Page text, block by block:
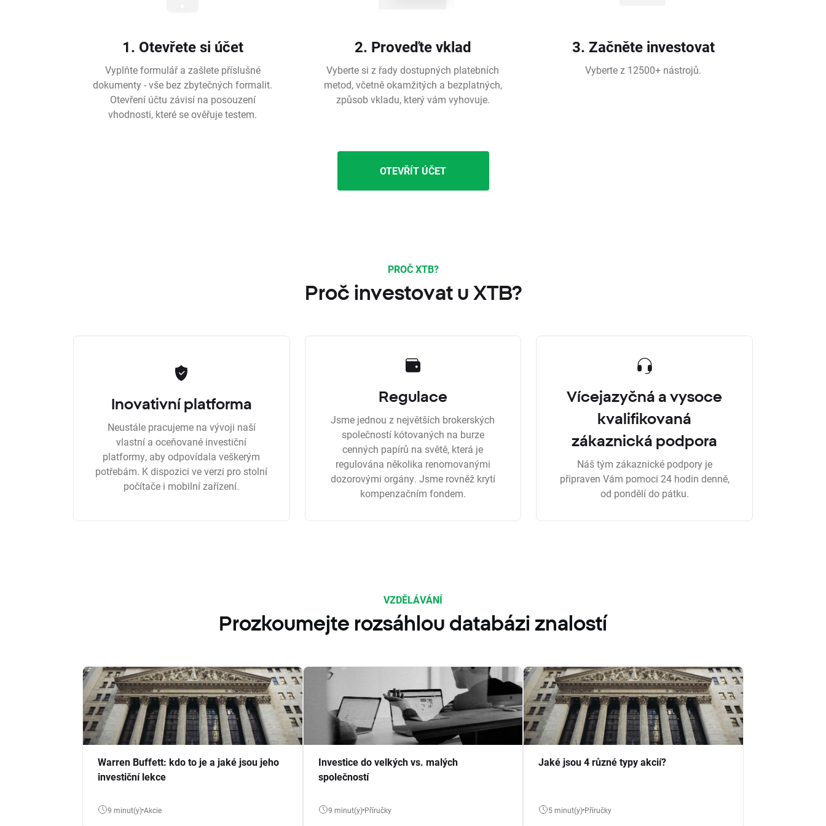
1. Otevřete si účet
Vyplňte formulář a zašlete příslušné
dokumenty - vše bez zbytečných formalit.
Otevření účtu závisí na posouzení
vhodnosti, které se ověřuje testem.
2. Proveďte vklad
Vyberte si z řady dostupných platebních
metod, včetně okamžitých a bezplatných,
způsob vkladu, který vám vyhovuje.
3. Začněte investovat
Vyberte z 12500+ nástrojů.
OTEVŘÍT ÚČET
PROČ XTB?
Proč investovat u XTB?
Inovativní platforma
Neustále pracujeme na vývoji naší
vlastní a oceňované investiční
platformy, aby odpovídala veškerým
potřebám. K dispozici ve verzi pro stolní
počítače i mobilní zařízení.
Regulace
Jsme jednou z největších brokerských
společností kótovaných na burze
cenných papírů na světě, která je
regulována několika renomovanými
dozorovými orgány. Jsme rovněž krytí
kompenzačním fondem.
Vícejazyčná a vysoce
kvalifikovaná
zákaznická podpora
Náš tým zákaznické podpory je
připraven Vám pomoci 24 hodin denně,
od pondělí do pátku.
VZDĚLÁVÁNÍ
Prozkoumejte rozsáhlou databázi znalostí
Warren Buffett: kdo to je a jaké jsou jeho
investiční lekce
9 minut(y) Akcie
Investice do velkých vs. malých
společností
9 minut(y) Příručky
Jaké jsou 4 různé typy akcií?
5 minut(y) Příručky